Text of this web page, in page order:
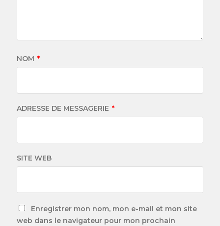
NOM *
ADRESSE DE MESSAGERIE *
SITE WEB
Enregistrer mon nom, mon e-mail et mon site
web dans le navigateur pour mon prochain